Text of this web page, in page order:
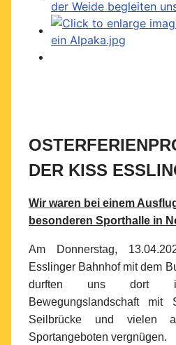
DER KISS
Wir waren bei einem
besonderen Sporthalle in
Am Donnerstag,
Esslinger Bahnhof mit dem
durften uns dort
Bewegungslandschaft mit
Seilbrücke und vielen
Sportangeboten vergnügen.